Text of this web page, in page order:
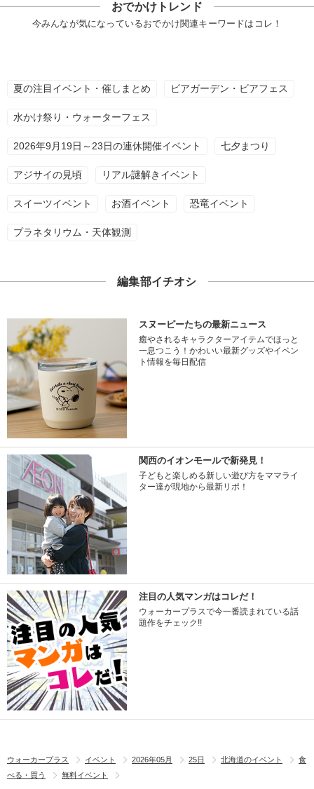
おでかけトレンド
今みんなが気になっているおでかけ関連キーワードはコレ！
夏の注目イベント・催しまとめ ビアガーデン・ビアフェス
水かけ祭り・ウォーターフェス
2026年9月19日～23日の連休開催イベント 七夕まつり
アジサイの見頃 リアル謎解きイベント
スイーツイベント お酒イベント 恐竜イベント
プラネタリウム・天体観測
編集部イチオシ
スヌーピーたちの最新ニュース
癒やされるキャラクターアイテムでほっと
一息つこう！かわいい最新グッズやイベン
ト情報を毎日配信
関西のイオンモールで新発見！
子どもと楽しめる新しい遊び方をママライ
ター達が現地から最新リポ！
注目の人気マンガはコレだ！
ウォーカープラスで今一番読まれている話
題作をチェック!!
ウォーカープラス イベント 2026年05月 25日 北海道のイベント
食
べる・買う
無料イベント